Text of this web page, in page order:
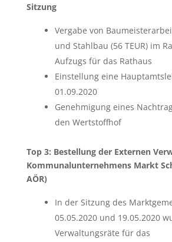
Sitzung
Vergabe von
und Stahlbau (56 TEUR) im
Aufzugs für das Rathaus
Einstellung eine
01.09.2020
Genehmigung eines
den Wertstoffhof
Top 3: Bestellung der Externen
Kommunalunternehmens Markt
AÖR)
In der Sitzung des
05.05.2020 und 19.05.2020
Verwaltungsräte für das